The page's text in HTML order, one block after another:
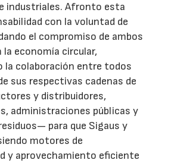
industriales. Afronto esta
con la voluntad de
el compromiso de ambos
economía circular,
la colaboración entre todos
sus respectivas cadenas de
y distribuidores,
administraciones públicas y
para que Sigaus y
motores de
y aprovechamiento eficiente